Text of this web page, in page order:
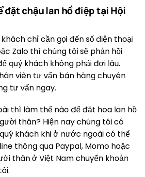
đặt chậu lan hồ điệp tại Hội
chỉ cần gọi đến số điện thoại
Zalo thì chúng tôi sẽ phản hồi
quý khách không phải đợi lâu.
viên tư vấn bán hàng chuyên
tư vấn ngay.
thì làm thế nào để đặt hoa lan hồ
thân? Hiện nay chúng tôi có
khách khi ở nước ngoài có thể
thông qua Paypal, Momo hoặc
thân ở Việt Nam chuyển khoản